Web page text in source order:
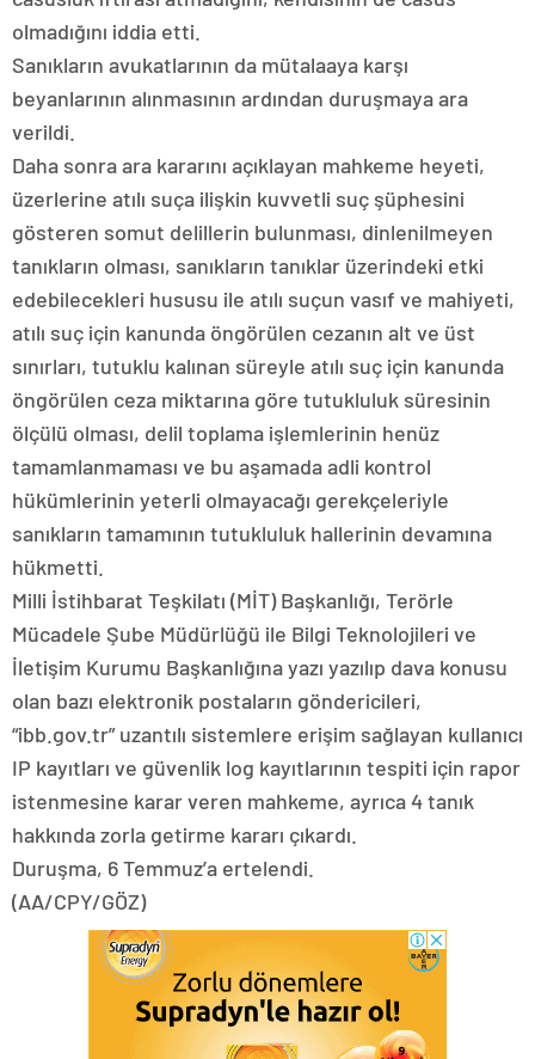
olmadığını iddia etti.
Sanıkların avukatlarının da mütalaaya karşı
beyanlarının alınmasının ardından duruşmaya ara
verildi.
Daha sonra ara kararını açıklayan mahkeme heyeti,
üzerlerine atılı suça ilişkin kuvvetli suç şüphesini
gösteren somut delillerin bulunması, dinlenilmeyen
tanıkların olması, sanıkların tanıklar üzerindeki etki
edebilecekleri hususu ile atılı suçun vasıf ve mahiyeti,
atılı suç için kanunda öngörülen cezanın alt ve üst
sınırları, tutuklu kalınan süreyle atılı suç için kanunda
öngörülen ceza miktarına göre tutukluluk süresinin
ölçülü olması, delil toplama işlemlerinin henüz
tamamlanmaması ve bu aşamada adli kontrol
hükümlerinin yeterli olmayacağı gerekçeleriyle
sanıkların tamamının tutukluluk hallerinin devamına
hükmetti.
Milli İstihbarat Teşkilatı (MİT) Başkanlığı, Terörle
Mücadele Şube Müdürlüğü ile Bilgi Teknolojileri ve
İletişim Kurumu Başkanlığına yazı yazılıp dava konusu
olan bazı elektronik postaların göndericileri,
“ibb.gov.tr” uzantılı sistemlere erişim sağlayan kullanıcı
IP kayıtları ve güvenlik log kayıtlarının tespiti için rapor
istenmesine karar veren mahkeme, ayrıca 4 tanık
hakkında zorla getirme kararı çıkardı.
Duruşma, 6 Temmuz’a ertelendi.
(AA/CPY/GÖZ)